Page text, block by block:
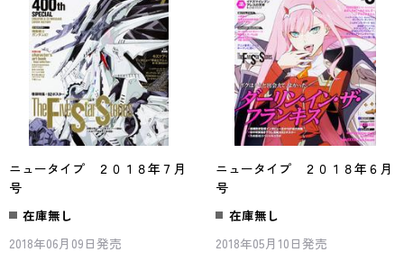
ニュータイプ ２０１８年７月
号
在庫無し
2018年06月09日発売
ニュータイプ ２０１８年６月
号
在庫無し
2018年05月10日発売